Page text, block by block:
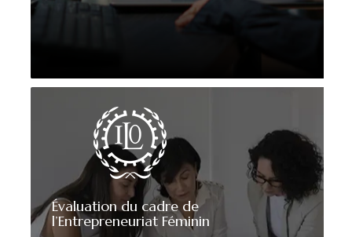
Évaluation du cadre de
l’Entrepreneuriat Féminin